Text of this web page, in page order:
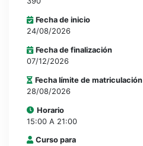
Fecha de inicio
24/08/2026
Fecha de finalización
07/12/2026
Fecha límite de matriculación
28/08/2026
Horario
15:00 A 21:00
Curso para